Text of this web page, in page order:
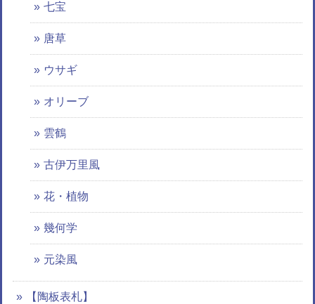
七宝
唐草
ウサギ
オリーブ
雲鶴
古伊万里風
花・植物
幾何学
元染風
【陶板表札】